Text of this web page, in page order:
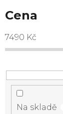
Cena
7490 Kč
Na skladě